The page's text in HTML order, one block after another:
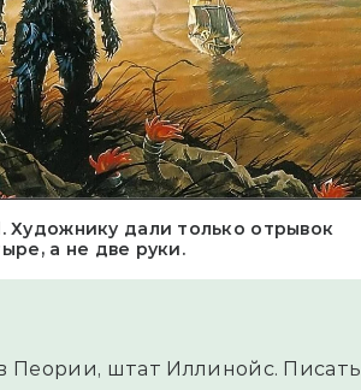
Художнику дали только отрывок
а не две руки.
Пеории, штат Иллинойс. Писать